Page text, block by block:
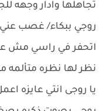
تجاهلها وادار وجهه
روجي ببكاء/ غصب
اتحفر في راسي مش
نظر لها نظره
يا روجى انتي عايزه